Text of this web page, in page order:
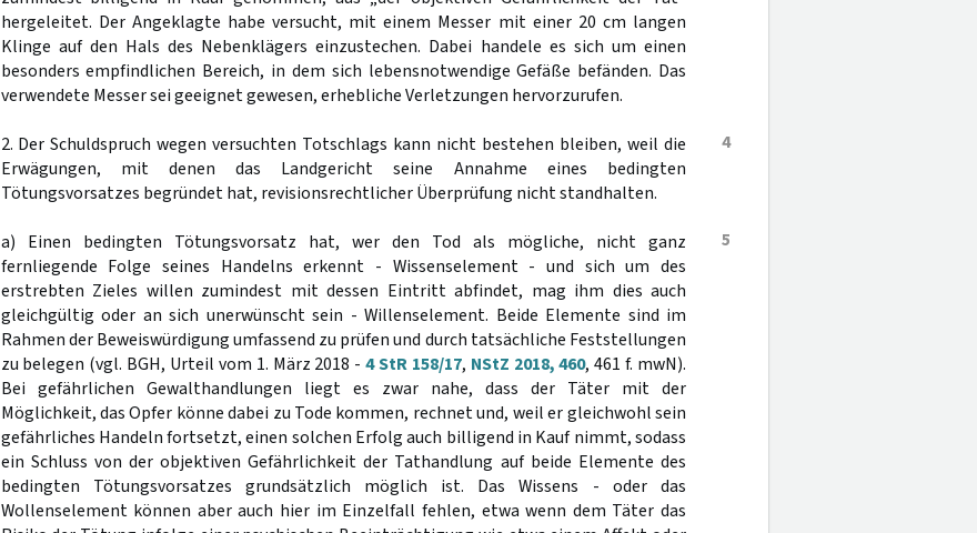
hergeleitet. Der Angeklagte habe versucht, mit einem Messer mit einer 20 cm langen
Klinge auf den Hals des Nebenklägers einzustechen. Dabei handele es sich um einen
besonders empfindlichen Bereich, in dem sich lebensnotwendige Gefäße befänden. Das
verwendete Messer sei geeignet gewesen, erhebliche Verletzungen hervorzurufen.
4
2. Der Schuldspruch wegen versuchten Totschlags kann nicht bestehen bleiben, weil die
Erwägungen, mit denen das Landgericht seine Annahme eines bedingten
Tötungsvorsatzes begründet hat, revisionsrechtlicher Überprüfung nicht standhalten.
5
a) Einen bedingten Tötungsvorsatz hat, wer den Tod als mögliche, nicht ganz
fernliegende Folge seines Handelns erkennt - Wissenselement - und sich um des
erstrebten Zieles willen zumindest mit dessen Eintritt abfindet, mag ihm dies auch
gleichgültig oder an sich unerwünscht sein - Willenselement. Beide Elemente sind im
Rahmen der Beweiswürdigung umfassend zu prüfen und durch tatsächliche Feststellungen
zu belegen (vgl. BGH, Urteil vom 1. März 2018 -4 StR 158/17, NStZ 2018, 460, 461 f. mwN).
Bei gefährlichen Gewalthandlungen liegt es zwar nahe, dass der Täter mit der
Möglichkeit, das Opfer könne dabei zu Tode kommen, rechnet und, weil er gleichwohl sein
gefährliches Handeln fortsetzt, einen solchen Erfolg auch billigend in Kauf nimmt, sodass
ein Schluss von der objektiven Gefährlichkeit der Tathandlung auf beide Elemente des
bedingten Tötungsvorsatzes grundsätzlich möglich ist. Das Wissens - oder das
Wollenselement können aber auch hier im Einzelfall fehlen, etwa wenn dem Täter das